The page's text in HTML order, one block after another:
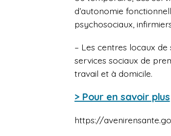
d’autonomie
psychosociaux,
– Les centres locaux
services sociaux de
travail et à domicile.
> Pour en savoir plus
https://